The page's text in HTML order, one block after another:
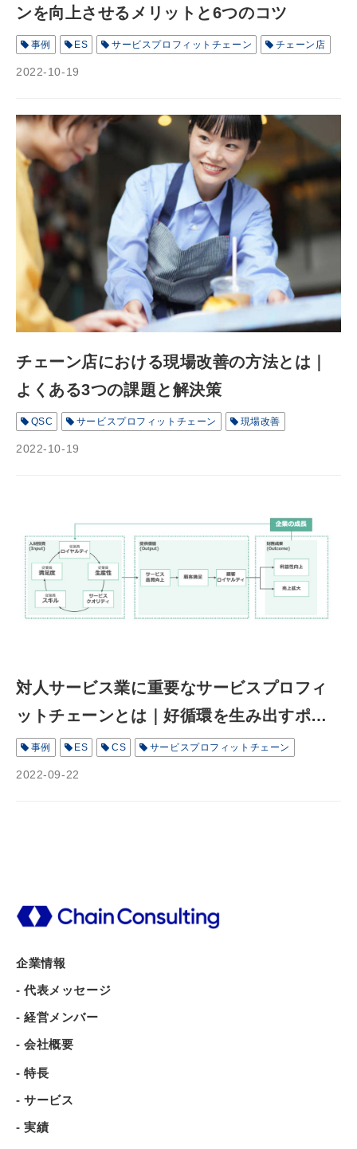
ンを向上させるメリットと6つのコツ
事例 ES サービスプロフィットチェーン チェーン店
2022-10-19
チェーン店における現場改善の方法とは｜
よくある3つの課題と解決策
QSC サービスプロフィットチェーン 現場改善
2022-10-19
対人サービス業に重要なサービスプロフィ
ットチェーンとは｜好循環を生み出すポイ
ントと事例を紹介
事例 ES CS サービスプロフィットチェーン
2022-09-22
企業情報
- 代表メッセージ
- 経営メンバー
- 会社概要
- 特長
- サービス
- 実績